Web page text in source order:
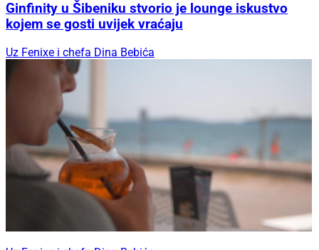
Ginfinity u Šibeniku stvorio je lounge iskustvo
kojem se gosti uvijek vraćaju
Uz Fenixe i chefa Dina Bebića